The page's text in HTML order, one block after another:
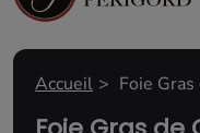
Accueil Foie